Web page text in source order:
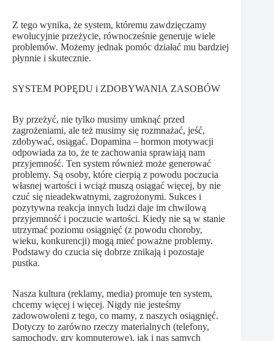
Z tego wynika, że system, któremu zawdzięczamy
ewolucyjnie przeżycie, równocześnie generuje wiele
problemów. Możemy jednak pomóc działać mu bardziej
płynnie i skutecznie.
SYSTEM POPĘDU i ZDOBYWANIA ZASOBÓW
By przeżyć, nie tylko musimy umknąć przed
zagrożeniami, ale też musimy się rozmnażać, jeść,
zdobywać, osiągać. Dopamina – hormon motywacji
odpowiada za to, że te zachowania sprawiają nam
przyjemność. Ten system również może generować
problemy. Są osoby, które cierpią z powodu poczucia
własnej wartości i wciąż muszą osiągać więcej, by nie
czuć się nieadekwatnymi, zagrożonymi. Sukces i
pozytywna reakcja innych ludzi daje im chwilową
przyjemność i poczucie wartości. Kiedy nie są w stanie
utrzymać poziomu osiągnięć (z powodu choroby,
wieku, konkurencji) mogą mieć poważne problemy.
Podstawy do czucia się dobrze znikają i pozostaje
pustka.
Nasza kultura (reklamy, media) promuje ten system,
chcemy więcej i więcej. Nigdy nie jesteśmy
zadowowoleni z tego, co mamy, z naszych osiągnięć.
Dotyczy to zarówno rzeczy materialnych (telefony,
samochody, gry komputerowe), jak i nas samych